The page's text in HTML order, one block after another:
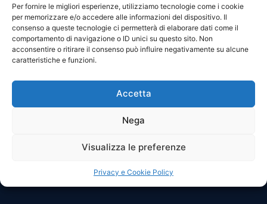
Per fornire le migliori esperienze, utilizziamo tecnologie come i cookie
per memorizzare e/o accedere alle informazioni del dispositivo. Il
consenso a queste tecnologie ci permetterà di elaborare dati come il
comportamento di navigazione o ID unici su questo sito. Non
acconsentire o ritirare il consenso può influire negativamente su alcune
caratteristiche e funzioni.
Accetta
Nega
Visualizza le preferenze
Privacy e Cookie Policy
clienti@officinefvg.it
info@officinefvg.it
posta@officinefvgpec.It
ORARI
Sabato: 8:00 – 12:00